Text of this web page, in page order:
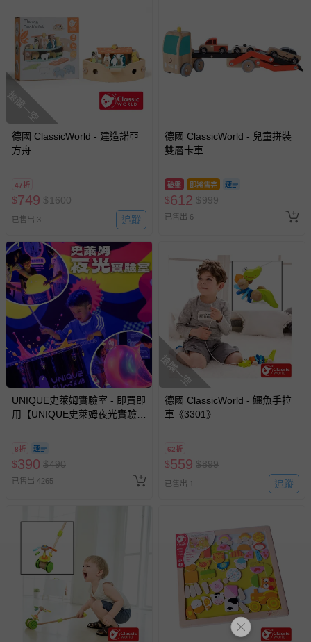
豫期範圍：
易於腐敗、保存期限較短或解約時即將逾期（例如生鮮
商品、食品等）。
客製化商品（例如客製生日書、姓名貼等）。
報紙、期刊或雜誌（惟書籍如經拆封、使用，則酌收整
新費用）。
經消費者拆封之影音商品或電腦軟體（例如 DVD、CD
上服務，經消費者事先同意始提供（例如線上課程、遊
戲或活動點數等）。
已拆封之以下類型商品：
墊、寢具類等）。
-新生兒親膚衣物（嬰幼兒包巾與背巾、包屁衣、學習
褲、紗布衣等）。
-接觸性孕哺產品（奶嘴、奶瓶、擠乳器、哺乳衣、托腹
帶束縛衣、餐搖椅等）。
-其他原廠盒裝商品封口處已貼上「不可拆封」，或具警
示字句等說明貼紙、封條者。
國際航空、客運、訂房等服務。
相關的退換貨辦理流程，可詳見： 退換貨 & 退款問題
運送服務：目前提供的運送僅限台灣本島。如您位於離島地
區，可能會無法配送，或須依據商品需加收離島運費。廠商
亦保留出貨與否的權利。離島、偏遠地區、樓層親送等加價
商品實際的配達日期，可於訂單個人資料內的查詢訂單內，
已出貨通知之訊息為主。
如您收到商品，請依正常流程檢查是否完好，若商品遇瑕疵
情形，您可申請更換新品或退貨，請見：退貨的辦理流程
若您對於會員帳號、商品訂購與資訊、購物流程、付款方
式、折價券與購物金的使用、退貨及商品運送方式等有疑
問，你可詳見：媽咪愛客服中心
搶購一空
德國 ClassicWorld - 建造諾亞
方舟
47折
$749 $1600
已售出 3 追蹤
德國 ClassicWorld - 兒童拼裝
雙層卡車
破盤 即將售完
$612 $999
已售出 6
UNIQUE史萊姆實驗室 - 即買即
用【UNIQUE史萊姆夜光實驗室
訂單編號兌換，逾期作廢) (大
人小孩均一價(3歲以上需購票))
8折
$390 $490
已售出 4265
搶購一空
德國 ClassicWorld - 鱷魚手拉
車《3301》
62折
$559 $899
已售出 1 追蹤